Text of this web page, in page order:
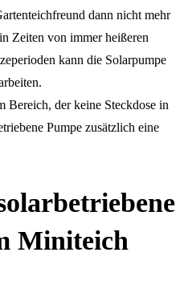
dann nicht mehr
Zeiten von immer heißeren
kann die Solarpumpe
Bereich, der keine Steckdose in
Pumpe zusätzlich eine
Miniteich